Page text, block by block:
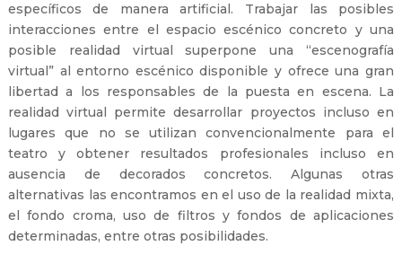
específicos de manera artificial. Trabajar las posibles
interacciones entre el espacio escénico concreto y una
posible realidad virtual superpone una “escenografía
virtual” al entorno escénico disponible y ofrece una gran
libertad a los responsables de la puesta en escena. La
realidad virtual permite desarrollar proyectos incluso en
lugares que no se utilizan convencionalmente para el
teatro y obtener resultados profesionales incluso en
ausencia de decorados concretos. Algunas otras
alternativas las encontramos en el uso de la realidad mixta,
el fondo croma, uso de filtros y fondos de aplicaciones
determinadas, entre otras posibilidades.